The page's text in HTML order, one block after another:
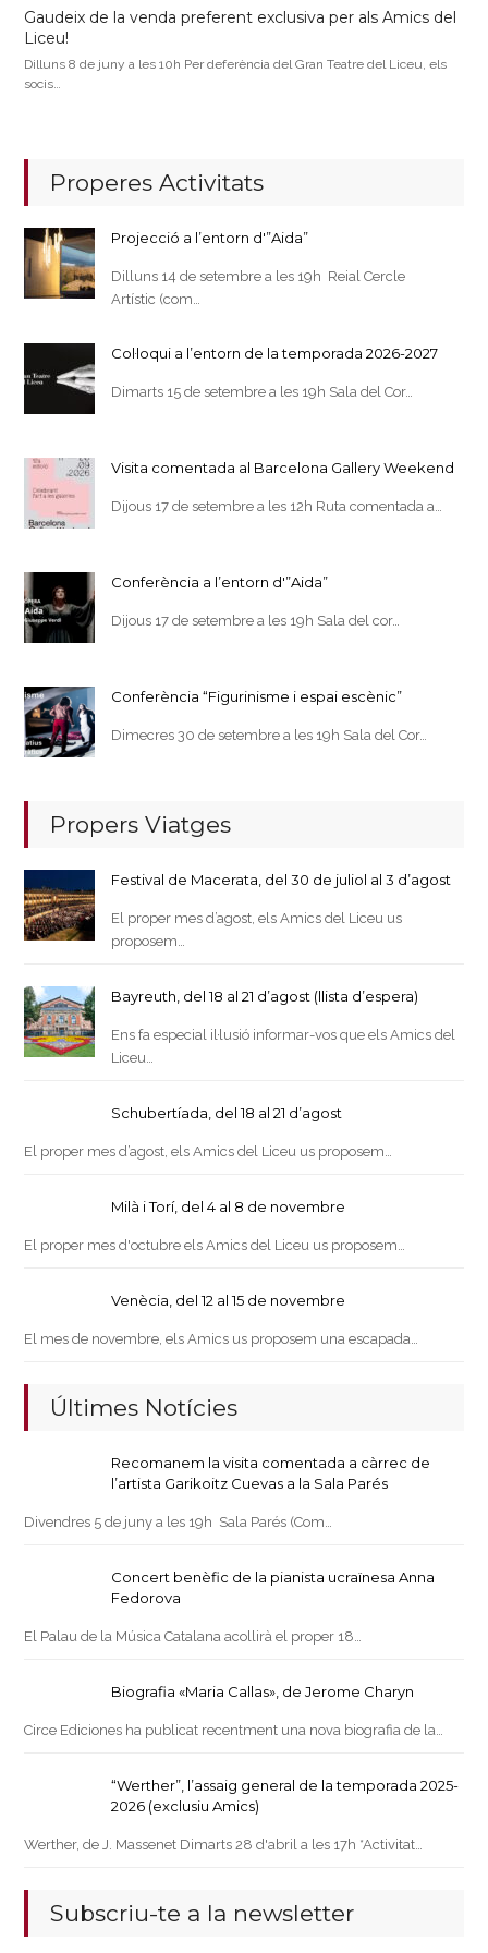
Gaudeix de la venda preferent exclusiva per als Amics del
Liceu!
Dilluns 8 de juny a les 10h Per deferència del Gran Teatre del Liceu, els
socis…
Properes Activitats
Projecció a l’entorn d'”Aida”
Dilluns 14 de setembre a les 19h Reial Cercle
Artístic (com…
Col·loqui a l’entorn de la temporada 2026-2027
Dimarts 15 de setembre a les 19h Sala del Cor…
Visita comentada al Barcelona Gallery Weekend
Dijous 17 de setembre a les 12h Ruta comentada a…
Conferència a l’entorn d'”Aida”
Dijous 17 de setembre a les 19h Sala del cor…
Conferència “Figurinisme i espai escènic”
Dimecres 30 de setembre a les 19h Sala del Cor…
Propers Viatges
Festival de Macerata, del 30 de juliol al 3 d’agost
El proper mes d’agost, els Amics del Liceu us
proposem…
Bayreuth, del 18 al 21 d’agost (llista d’espera)
Ens fa especial il·lusió informar-vos que els Amics del
Liceu…
Schubertíada, del 18 al 21 d’agost
El proper mes d’agost, els Amics del Liceu us proposem…
Milà i Torí, del 4 al 8 de novembre
El proper mes d'octubre els Amics del Liceu us proposem…
Venècia, del 12 al 15 de novembre
El mes de novembre, els Amics us proposem una escapada…
Últimes Notícies
Recomanem la visita comentada a càrrec de
l’artista Garikoitz Cuevas a la Sala Parés
Divendres 5 de juny a les 19h Sala Parés (Com…
Concert benèfic de la pianista ucraïnesa Anna
Fedorova
El Palau de la Música Catalana acollirà el proper 18…
Biografia «Maria Callas», de Jerome Charyn
Circe Ediciones ha publicat recentment una nova biografia de la…
“Werther”, l’assaig general de la temporada 2025-
2026 (exclusiu Amics)
Werther, de J. Massenet Dimarts 28 d'abril a les 17h *Activitat…
Subscriu-te a la newsletter